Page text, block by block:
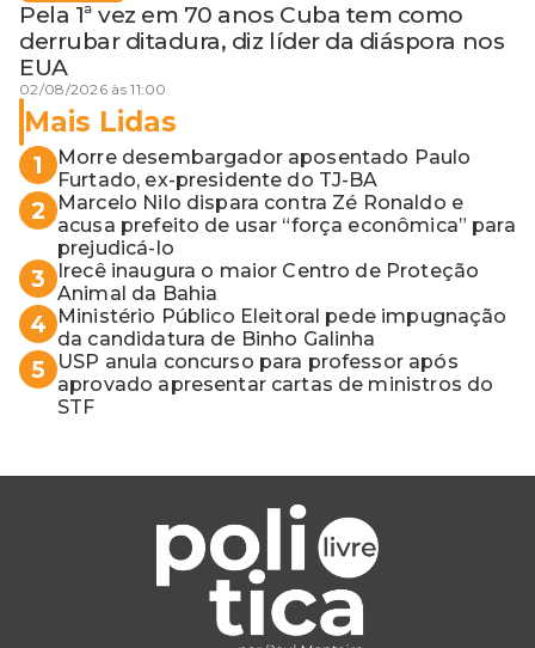
Pela 1ª vez em 70 anos Cuba tem como
derrubar ditadura, diz líder da diáspora nos
EUA
02/08/2026 às 11:00
Mais Lidas
1
Morre desembargador aposentado Paulo
Furtado, ex-presidente do TJ-BA
2
Marcelo Nilo dispara contra Zé Ronaldo e
acusa prefeito de usar “força econômica” para
prejudicá-lo
3
Irecê inaugura o maior Centro de Proteção
Animal da Bahia
4
Ministério Público Eleitoral pede impugnação
da candidatura de Binho Galinha
5
USP anula concurso para professor após
aprovado apresentar cartas de ministros do
STF